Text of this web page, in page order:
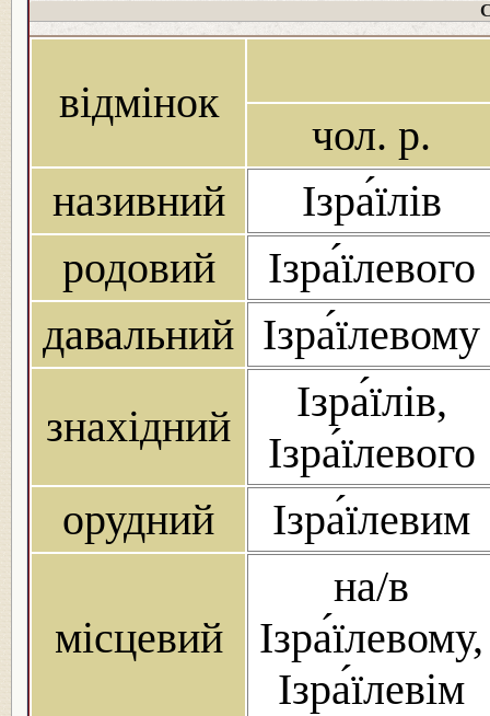
відмінок
чол. р.
називний
Ізра́їлів
родовий
Ізра́їлевого
давальний Ізра́їлевому
знахідний
Ізра́їлів,
Ізра́їлевого
орудний
Ізра́їлевим
місцевий
на/в
Ізра́їлевому,
Ізра́їлевім